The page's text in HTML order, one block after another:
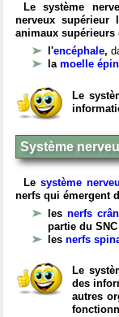
Le système
nerveux supérieur
animaux supérieurs
l'encéphale,
la moelle
Le
Système
Le système
nerfs qui émergent
les nerfs
partie du
les nerfs
Le
des
autres